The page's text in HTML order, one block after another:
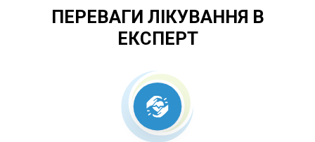
ПЕРЕВАГИ ЛІКУВАННЯ В
ЕКСПЕРТ